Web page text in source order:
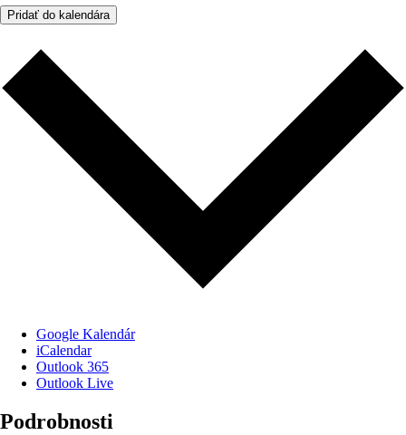
Pridať do kalendára
Google Kalendár
iCalendar
Outlook 365
Outlook Live
Podrobnosti